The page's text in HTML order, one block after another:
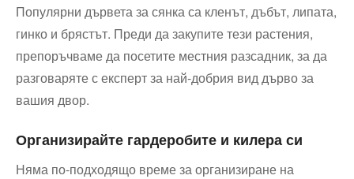
Популярни дървета за сянка са кленът, дъбът, липата,
гинко и брястът. Преди да закупите тези растения,
препоръчваме да посетите местния разсадник, за да
разговаряте с експерт за най-добрия вид дърво за
вашия двор.
Организирайте гардеробите и килера си
Няма по-подходящо време за организиране на